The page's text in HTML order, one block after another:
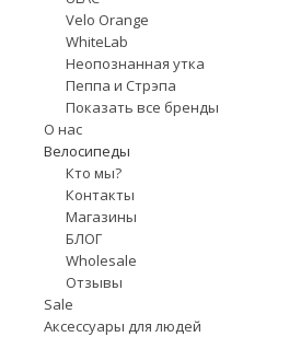
Velo Orange
WhiteLab
Неопознанная утка
Пеппа и Стрэпа
Показать все бренды
О нас
Велосипеды
Кто мы?
Контакты
Магазины
БЛОГ
Wholesale
Отзывы
Sale
Аксессуары для людей